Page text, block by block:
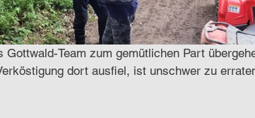
Gottwald-Team zum gemütlichen Part
dort ausfiel, ist unschwer zu